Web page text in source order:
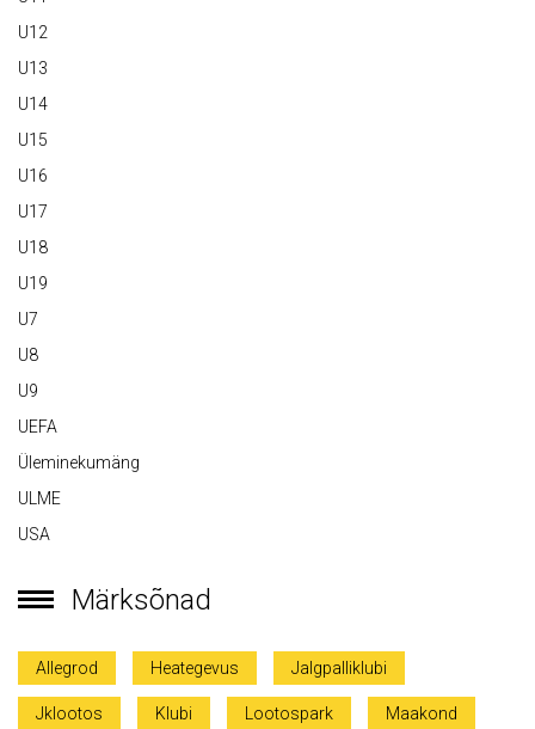
U12
U13
U14
U15
U16
U17
U18
U19
U7
U8
U9
UEFA
Üleminekumäng
ULME
USA
Märksõnad
Allegrod Heategevus Jalgpalliklubi
Jklootos Klubi Lootospark Maakond